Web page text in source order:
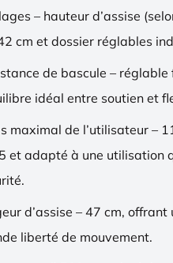
– hauteur d’assise
cm et dossier réglables
de bascule –
idéal entre soutien et
maximal de l’utilisateur –
et adapté à une utilisation
d’assise – 47 cm,
liberté de mouvement.